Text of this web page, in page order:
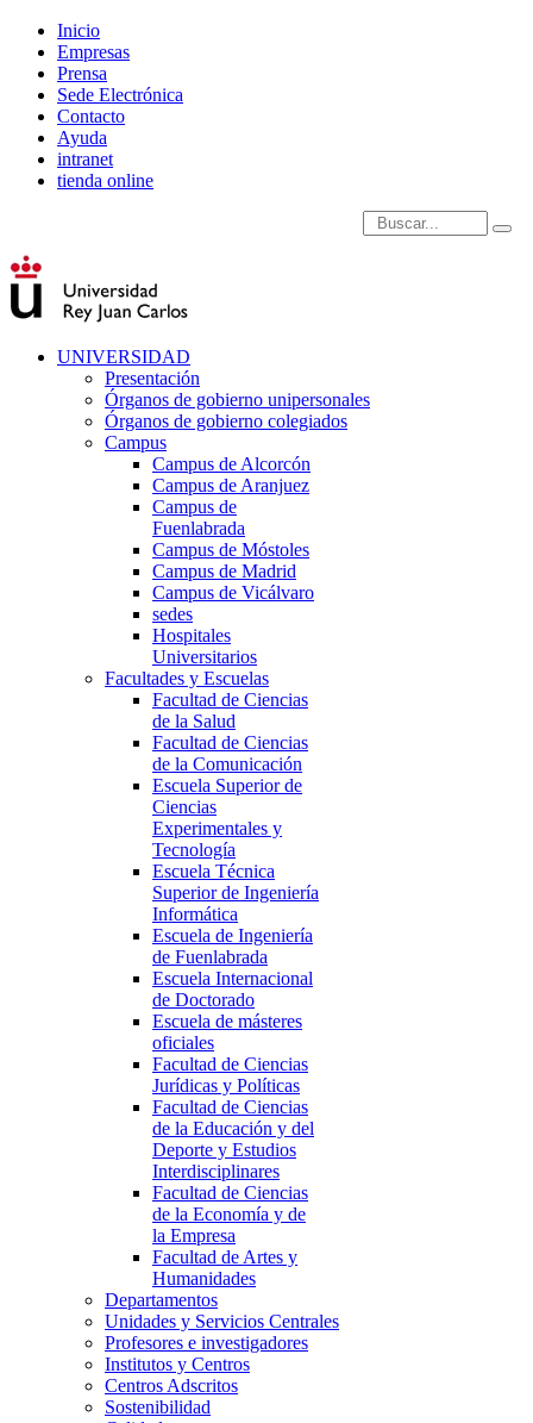
Inicio
Empresas
Prensa
Sede Electrónica
Contacto
Ayuda
intranet
tienda online
Introduce términos de
UNIVERSIDAD
Presentación
Órganos de gobierno unipersonales
Órganos de gobierno colegiados
Campus
Campus de Alcorcón
Campus de Aranjuez
Campus de
Fuenlabrada
Campus de Móstoles
Campus de Madrid
Campus de Vicálvaro
sedes
Hospitales
Universitarios
Facultades y Escuelas
Facultad de Ciencias
de la Salud
Facultad de Ciencias
de la Comunicación
Escuela Superior de
Ciencias
Experimentales y
Tecnología
Escuela Técnica
Superior de Ingeniería
Informática
Escuela de Ingeniería
de Fuenlabrada
Escuela Internacional
de Doctorado
Escuela de másteres
oficiales
Facultad de Ciencias
Jurídicas y Políticas
Facultad de Ciencias
de la Educación y del
Deporte y Estudios
Interdisciplinares
Facultad de Ciencias
de la Economía y de
la Empresa
Facultad de Artes y
Humanidades
Departamentos
Unidades y Servicios Centrales
Profesores e investigadores
Institutos y Centros
Centros Adscritos
Sostenibilidad